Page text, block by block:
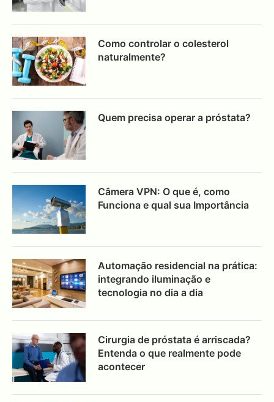
Como controlar o colesterol
naturalmente?
Quem precisa operar a próstata?
Câmera VPN: O que é, como
Funciona e qual sua Importância
Automação residencial na prática:
integrando iluminação e
tecnologia no dia a dia
Cirurgia de próstata é arriscada?
Entenda o que realmente pode
acontecer